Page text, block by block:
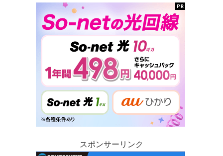
スポンサーリンク